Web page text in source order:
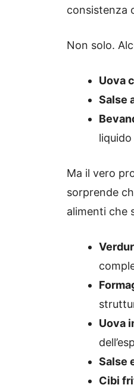
consistenza
Non solo.
Uova
Salse
Ma il vero
sorprende
alimenti che
Uova
Salse
Cibi